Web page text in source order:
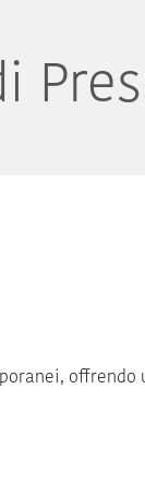
offrendo